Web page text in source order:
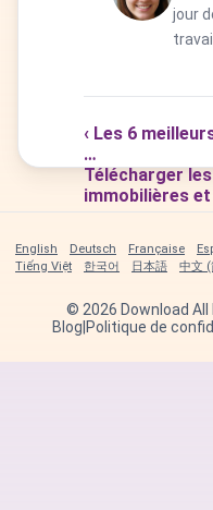
jour
‹ Les 6
…
Télécharger
immobilières et
English Deutsch Française
Tiếng Việt
한국어 日本語 中文 (
© 2026 Download
Blog Politique de